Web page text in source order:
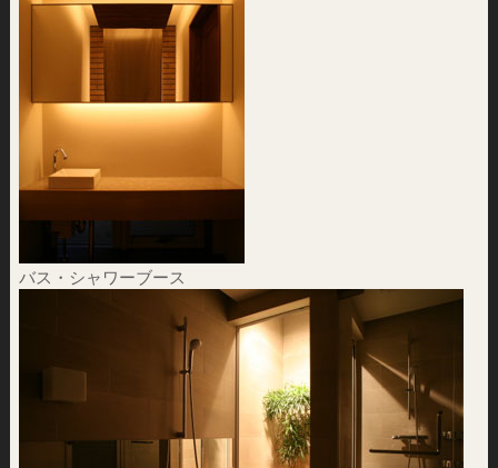
バス・シャワーブース